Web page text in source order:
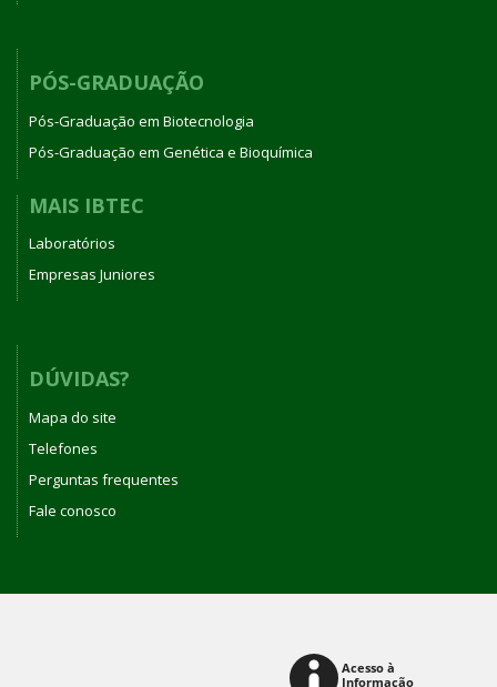
PÓS-GRADUAÇÃO
Pós-Graduação em Biotecnologia
Pós-Graduação em Genética e Bioquímica
MAIS IBTEC
Laboratórios
Empresas Juniores
DÚVIDAS?
Mapa do site
Telefones
Perguntas frequentes
Fale conosco